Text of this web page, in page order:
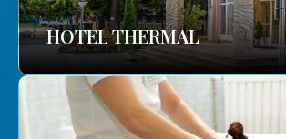
HOTEL THERMAL